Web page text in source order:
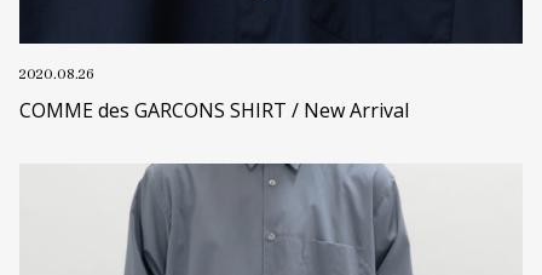
2020.08.26
COMME des GARCONS SHIRT / New Arrival